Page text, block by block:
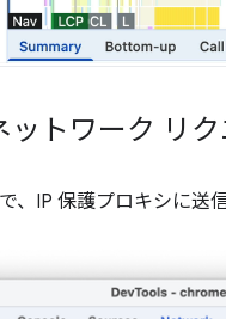
ットワーク リ
、IP 保護プロキシに送